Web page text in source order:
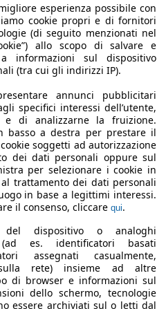
esperienza possibile con
cookie propri e di fornitori
(di seguito menzionati nel
allo scopo di salvare e
informazioni sul dispositivo
(tra cui gli indirizzi IP).
annunci pubblicitari
specifici interessi dell’utente,
e di analizzarne la fruizione.
basso a destra per prestare il
soggetti ad autorizzazione
dei dati personali oppure sul
per selezionare i cookie in
trattamento dei dati personali
in base a legittimi interessi.
il consenso, cliccare qui.
del dispositivo o analoghi
es. identificatori basati
assegnati casualmente,
rete) insieme ad altre
di browser e informazioni sul
dello schermo, tecnologie
essere archiviati sul o letti dal